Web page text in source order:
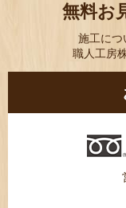
無料お
施工につ
職人工房